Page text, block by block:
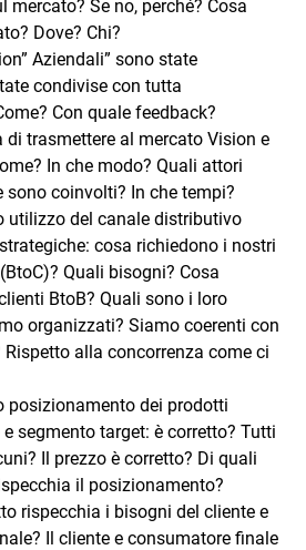
mercato? Se no, perché? Cosa
Dove? Chi?
Aziendali” sono state
condivise con tutta
Con quale feedback?
trasmettere al mercato Vision e
In che modo? Quali attori
sono coinvolti? In che tempi?
utilizzo del canale distributivo
cosa richiedono i nostri
Quali bisogni? Cosa
BtoB? Quali sono i loro
organizzati? Siamo coerenti con
alla concorrenza come ci
posizionamento dei prodotti
segmento target: è corretto? Tutti
Il prezzo è corretto? Di quali
il posizionamento?
rispecchia i bisogni del cliente e
Il cliente e consumatore finale